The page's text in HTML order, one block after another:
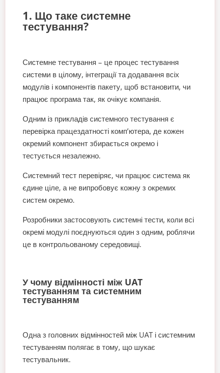
1. Що таке системне
тестування?
Системне тестування – це процес тестування
системи в цілому, інтеграції та додавання всіх
модулів і компонентів пакету, щоб встановити, чи
працює програма так, як очікує компанія.
Одним із прикладів системного тестування є
перевірка працездатності комп’ютера, де кожен
окремий компонент збирається окремо і
тестується незалежно.
Системний тест перевіряє, чи працює система як
єдине ціле, а не випробовує кожну з окремих
систем окремо.
Розробники застосовують системні тести, коли всі
окремі модулі поєднуються один з одним, роблячи
це в контрольованому середовищі.
У чому відмінності між UAT
тестуванням та системним
тестуванням
Одна з головних відмінностей між UAT і системним
тестуванням полягає в тому, що шукає
тестувальник.